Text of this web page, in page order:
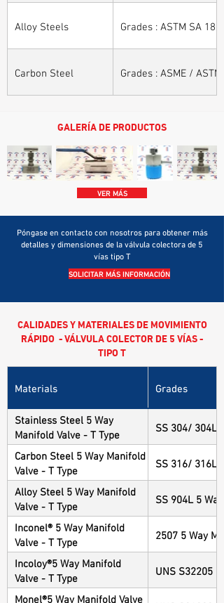
Alloy Steels Grades : ASTM SA
Carbon Steel Grades : ASME /
GALERÍA DE PRODUCTOS
VER MÁS
Póngase en contacto con nosotros para obtener más
detalles y dimensiones de la válvula colectora de 5
vías tipo T
SOLICITAR MÁS INFORMACIÓN
CALIDADES Y MATERIALES DE MOVIMIENTO
RÁPIDO - VÁLVULA COLECTOR DE 5 VÍAS -
TIPO T
Materials Grades
Stainless Steel 5 Way
Manifold Valve - T Type
SS 304/ 304L
Carbon Steel 5 Way Manifold
Valve - T Type
SS 316/ 316L
Alloy Steel 5 Way Manifold
Valve - T Type
SS 904L 5
Inconel® 5 Way Manifold
Valve - T Type
2507 5 Way
Incoloy®5 Way Manifold
Valve - T Type
UNS S32205
Monel®5 Way Manifold Valve